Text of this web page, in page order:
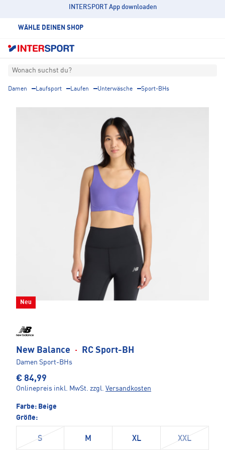
INTERSPORT App downloaden
WÄHLE DEINEN SHOP
Wonach suchst du?
Damen Laufsport Laufen Unterwäsche Sport-BHs
Neu
New Balance · RC Sport-BH
Damen Sport-BHs
€ 84,99
Onlinepreis inkl. MwSt. zzgl. Versandkosten
Farbe: Beige
Größe:
S M XL XXL